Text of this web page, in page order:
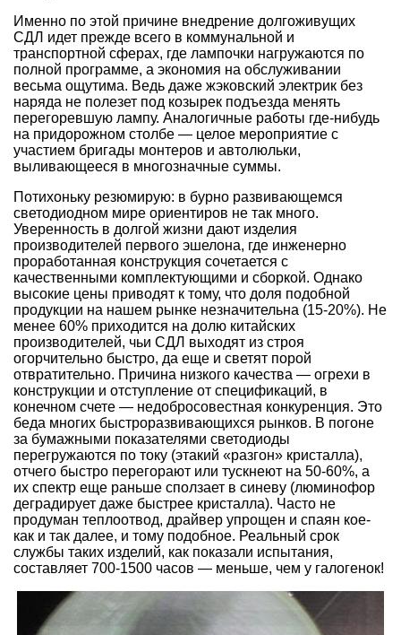
Именно по этой причине внедрение долгоживущих
СДЛ идет прежде всего в коммунальной и
транспортной сферах, где лампочки нагружаются по
полной программе, а экономия на обслуживании
весьма ощутима. Ведь даже жэковский электрик без
наряда не полезет под козырек подъезда менять
перегоревшую лампу. Аналогичные работы где-нибудь
на придорожном столбе — целое мероприятие с
участием бригады монтеров и автолюльки,
выливающееся в многозначные суммы.
Потихоньку резюмирую: в бурно развивающемся
светодиодном мире ориентиров не так много.
Уверенность в долгой жизни дают изделия
производителей первого эшелона, где инженерно
проработанная конструкция сочетается с
качественными комплектующими и сборкой. Однако
высокие цены приводят к тому, что доля подобной
продукции на нашем рынке незначительна (15-20%). Не
менее 60% приходится на долю китайских
производителей, чьи СДЛ выходят из строя
огорчительно быстро, да еще и светят порой
отвратительно. Причина низкого качества — огрехи в
конструкции и отступление от спецификаций, в
конечном счете — недобросовестная конкуренция. Это
беда многих быстроразвивающихся рынков. В погоне
за бумажными показателями светодиоды
перегружаются по току (этакий «разгон» кристалла),
отчего быстро перегорают или тускнеют на 50-60%, а
их спектр еще раньше сползает в синеву (люминофор
деградирует даже быстрее кристалла). Часто не
продуман теплоотвод, драйвер упрощен и спаян кое-
как и так далее, и тому подобное. Реальный срок
службы таких изделий, как показали испытания,
составляет 700-1500 часов — меньше, чем у галогенок!